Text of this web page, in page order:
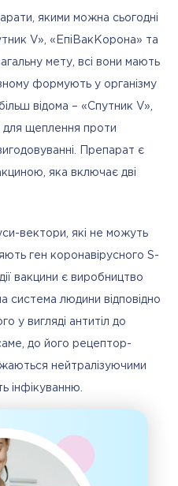
якими можна сьогодні
V», «ЕпіВакКорона» та
мету, всі вони мають
формують у організму
відома – «Спутник V»,
щеплення проти
Препарат є
яка включає дві
вектори, які не можуть
ген коронавірусного S-
вакцини є виробництво
система людини відповідно
у вигляді антитіл до
до його рецептор-
нейтралізуючими
інфікуванню.